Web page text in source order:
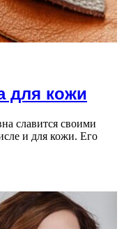
для кожи
славится своими
и для кожи. Его